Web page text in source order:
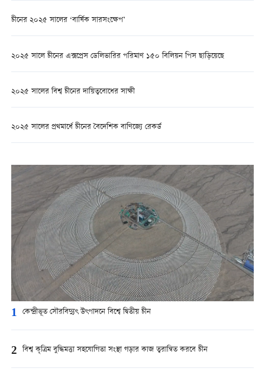
চীনের ২০২৫ সালের ‘বার্ষিক সারসংক্ষেপ’
২০২৫ সালে চীনের এক্সপ্রেস ডেলিভারির পরিমাণ ১৫০ বিলিয়ন পিস ছাড়িয়েছে
২০২৫ সালের বিশ্ব চীনের দায়িত্ববোধের সাক্ষী
২০২৫ সালের প্রথমার্ধে চীনের বৈদেশিক বাণিজ্যে রেকর্ড
1 কেন্দ্রীভূত সৌরবিদ্যুৎ উৎপাদনে বিশ্বে দ্বিতীয় চীন
2 বিশ্ব কৃত্রিম বুদ্ধিমত্তা সহযোগিতা সংস্থা গড়ার কাজ ত্বরান্বিত করবে চীন